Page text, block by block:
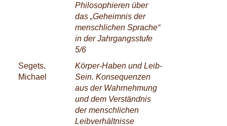
Philosophieren über
das „Geheimnis der
menschlichen Sprache“
in der Jahrgangsstufe
5/6
Segets,
Michael
Körper-Haben und Leib-
Sein. Konsequenzen
aus der Wahrnehmung
und dem Verständnis
der menschlichen
Leibverhältnisse